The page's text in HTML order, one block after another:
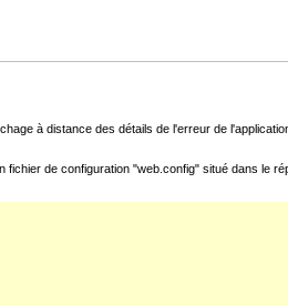
à distance des détails de l'erreur de
de configuration "web.config" situé dans le